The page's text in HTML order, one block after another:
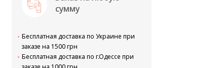
сумму
Бесплатная доставка по Украине при
заказе на 1500 грн
Бесплатная доставка по г.Одессе при